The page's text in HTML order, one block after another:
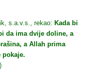
s.a.v.s., rekao: Kada bi
da ima dvije doline, a
a Allah prima
pokaje.